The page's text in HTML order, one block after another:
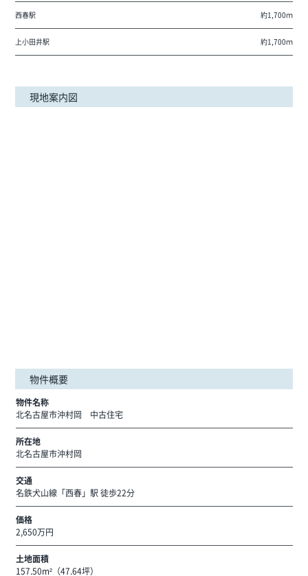
西春駅 約1,700ｍ
上小田井駅 約1,700ｍ
現地案内図
物件概要
物件名称
北名古屋市沖村岡 中古住宅
所在地
北名古屋市沖村岡
交通
名鉄犬山線「西春」駅 徒歩22分
価格
2,650万円
土地面積
157.50m²（47.64坪）